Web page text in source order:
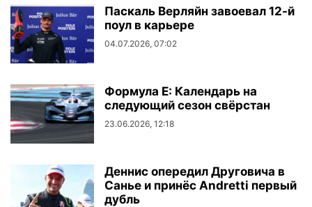
Паскаль Верляйн завоевал 12-й
поул в карьере
04.07.2026, 07:02
Формула E: Календарь на
следующий сезон свёрстан
23.06.2026, 12:18
Деннис опередил Друговича в
Санье и принёс Andretti первый
дубль